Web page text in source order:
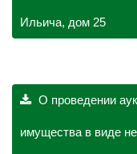
Ильича, дом 25
О проведении
имущества в виде